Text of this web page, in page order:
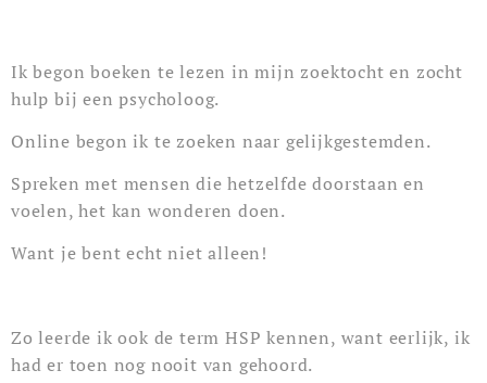
Ik begon boeken te lezen in mijn zoektocht en zocht
hulp bij een psycholoog.
Online begon ik te zoeken naar gelijkgestemden.
Spreken met mensen die hetzelfde doorstaan en
voelen, het kan wonderen doen.
Want je bent echt niet alleen!
Zo leerde ik ook de term HSP kennen, want eerlijk, ik
had er toen nog nooit van gehoord.